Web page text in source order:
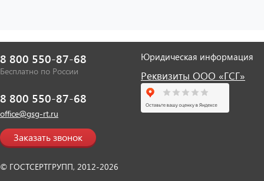
8 800 550-87-68
Бесплатно по России
8 800 550-87-68
office@gsg-rt.ru
Заказать звонок
© ГОСТСЕРТГРУПП, 2012-2026
Юридическая информация
Реквизиты ООО «ГСГ»